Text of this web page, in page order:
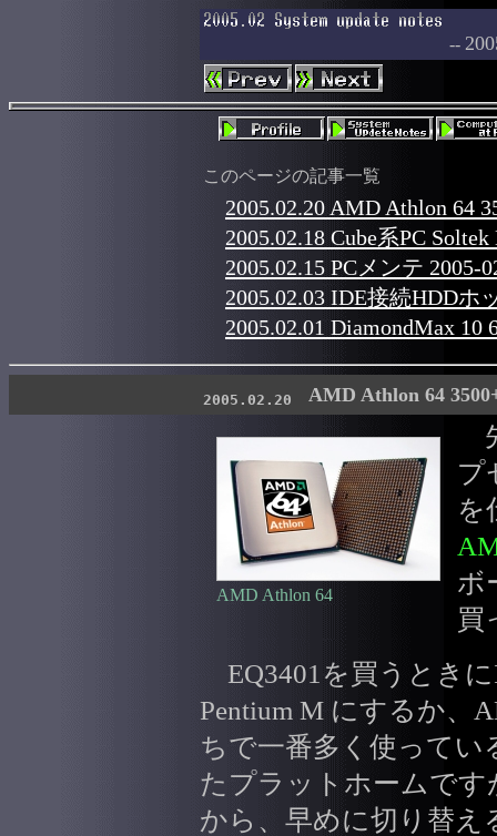
--
このページの記事一覧
2005.02.20 AMD Athlon 64
2005.02.18 Cube系PC
2005.02.15 PCメンテ 2005-
2005.02.03 IDE接続HDD
2005.02.01 DiamondMax 10
2005.02.20 AMD Athlon 64
AMD Athlon 64
プ
を
ボ
買
EQ3401を買うときに
Pentium M にするか、
ちで一番多く使ってい
たプラットホームで
から、早めに切り替